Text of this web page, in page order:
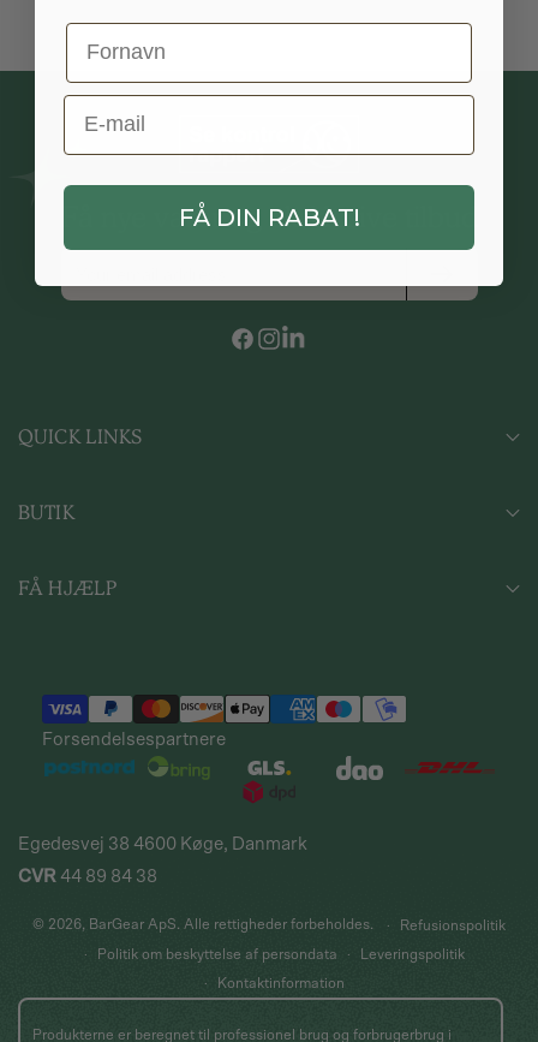
Få nye varer og eksklusive tilbud
Facebook
Instagram
Vimeo
QUICK LINKS
OM OS
IMPRESSUM
BUTIK
BARUDSTYR
FÅ HJÆLP
LEVERING
RETURNERING
REKLAMATION
Forsendelsespartnere
Egedesvej 38 4600 Køge, Danmark
CVR 44 89 84 38
© 2026, BarGear ApS . Alle rettigheder forbeholdes.
Refusionspolitik
Politik om beskyttelse af persondata
Leveringspolitik
Kontaktinformation
Produkterne er beregnet til professionel brug og forbrugerbrug i
E-Mail
FÅ DIN RABAT!